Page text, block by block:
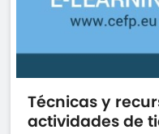
Técnicas y
actividades de